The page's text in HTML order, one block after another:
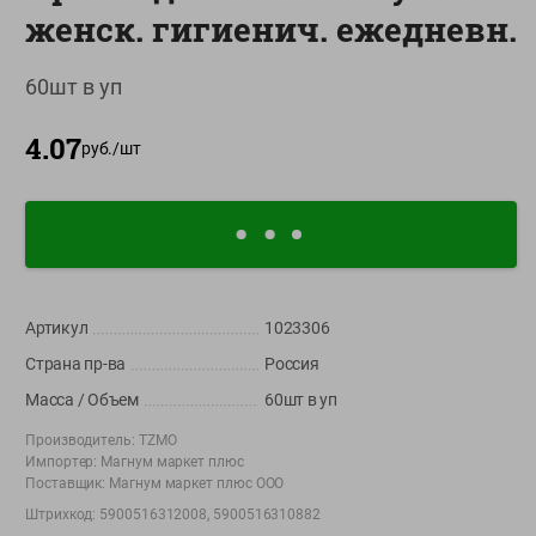
О сервисе
Настройки файлов cookie
Приложение Green c
AppGallery
+375 44 560-60-61
Время работы Call-центра: Пн.- Пт. с 09.00 до 17.00, СБ, ВС -
shop@green-market.by
женск. гигиенич. ежедневн.
60шт в уп
4.07руб./шт
Артикул
1023306
Страна пр-ва
Россия
Масса / Объем
60шт в уп
Производитель: TZMO
Импортер: Магнум маркет плюс
Поставщик: Магнум маркет плюс ООО
Штрихкод: 5900516312008, 5900516310882